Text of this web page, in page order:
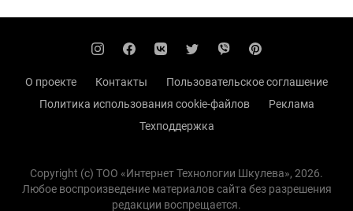
О проекте Контакты
Пользовательское соглашение
Политика использования cookie-файлов
Реклама
Техподдержка
Copyright (с) TOO «Интернет Технологии Шкулева», 2026.
Любое воспроизведение материалов сайта без разрешения
редакции воспрещается.